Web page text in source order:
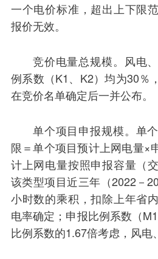
一个电价标准，超出上下限
报价无效。
竞价电量总规模。风电
例系数（K1、K2）均为30％
在竞价名单确定后一并公布。
单个项目申报规模。单
限＝单个项目预计上网电量×
计上网电量按照申报容量（
该类型项目近三年（2022－
小时数的乘积，扣除上年省
电率确定；申报比例系数（
比例系数的1.67倍考虑，风电